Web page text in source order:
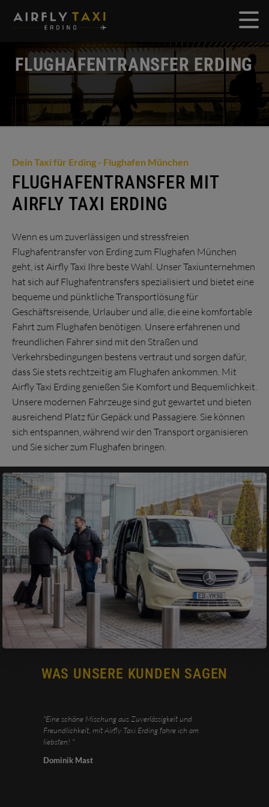
Open
FLUGHAFENTRANSFER ERDING
Dein Taxi für Erding - Flughafen München
FLUGHAFENTRANSFER MIT
AIRFLY TAXI ERDING
Wenn es um zuverlässigen und stressfreien
Flughafentransfer von Erding zum Flughafen München
geht, ist Airfly Taxi Ihre beste Wahl. Unser Taxiunternehmen
hat sich auf Flughafentransfers spezialisiert und bietet eine
bequeme und pünktliche Transportlösung für
Geschäftsreisende, Urlauber und alle, die eine komfortable
Fahrt zum Flughafen benötigen. Unsere erfahrenen und
freundlichen Fahrer sind mit den Straßen und
Verkehrsbedingungen bestens vertraut und sorgen dafür,
dass Sie stets rechtzeitig am Flughafen ankommen. Mit
Airfly Taxi Erding genießen Sie Komfort und Bequemlichkeit.
Unsere modernen Fahrzeuge sind gut gewartet und bieten
ausreichend Platz für Gepäck und Passagiere. Sie können
sich entspannen, während wir den Transport organisieren
und Sie sicher zum Flughafen bringen.
WAS UNSERE KUNDEN SAGEN
"Eine schöne Mischung aus Zuverlässigkeit und
Freundlichkeit, mit Airfly Taxi Erding fahre ich am
liebsten! "
Dominik Mast